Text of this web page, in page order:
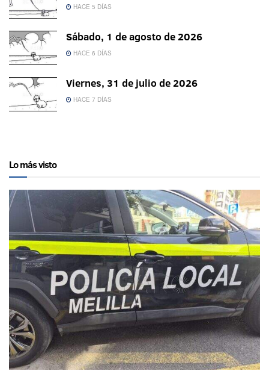
HACE 5 DÍAS
Sábado, 1 de agosto de 2026
HACE 6 DÍAS
Viernes, 31 de julio de 2026
HACE 7 DÍAS
Lo más visto